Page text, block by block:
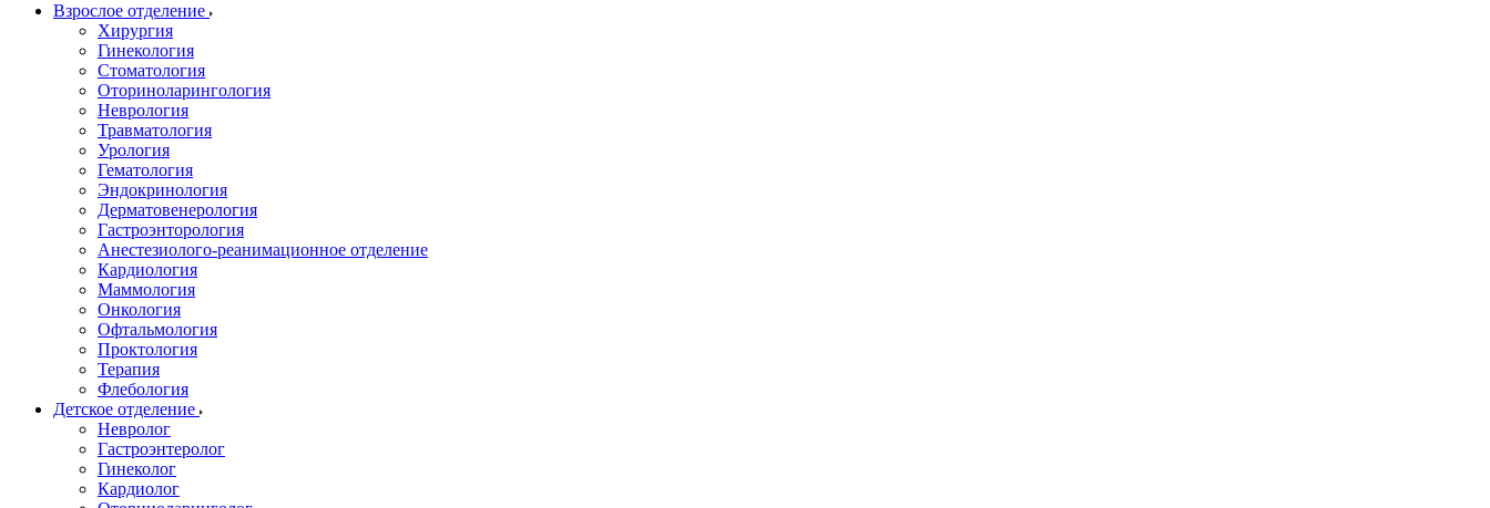
Взрослое отделение
Хирургия
Гинекология
Стоматология
Оториноларингология
Неврология
Травматология
Урология
Гематология
Эндокринология
Дерматовенерология
Гастроэнторология
Анестезиолого-реанимационное отделение
Кардиология
Маммология
Онкология
Офтальмология
Проктология
Терапия
Флебология
Детское отделение
Невролог
Гастроэнтеролог
Гинеколог
Кардиолог